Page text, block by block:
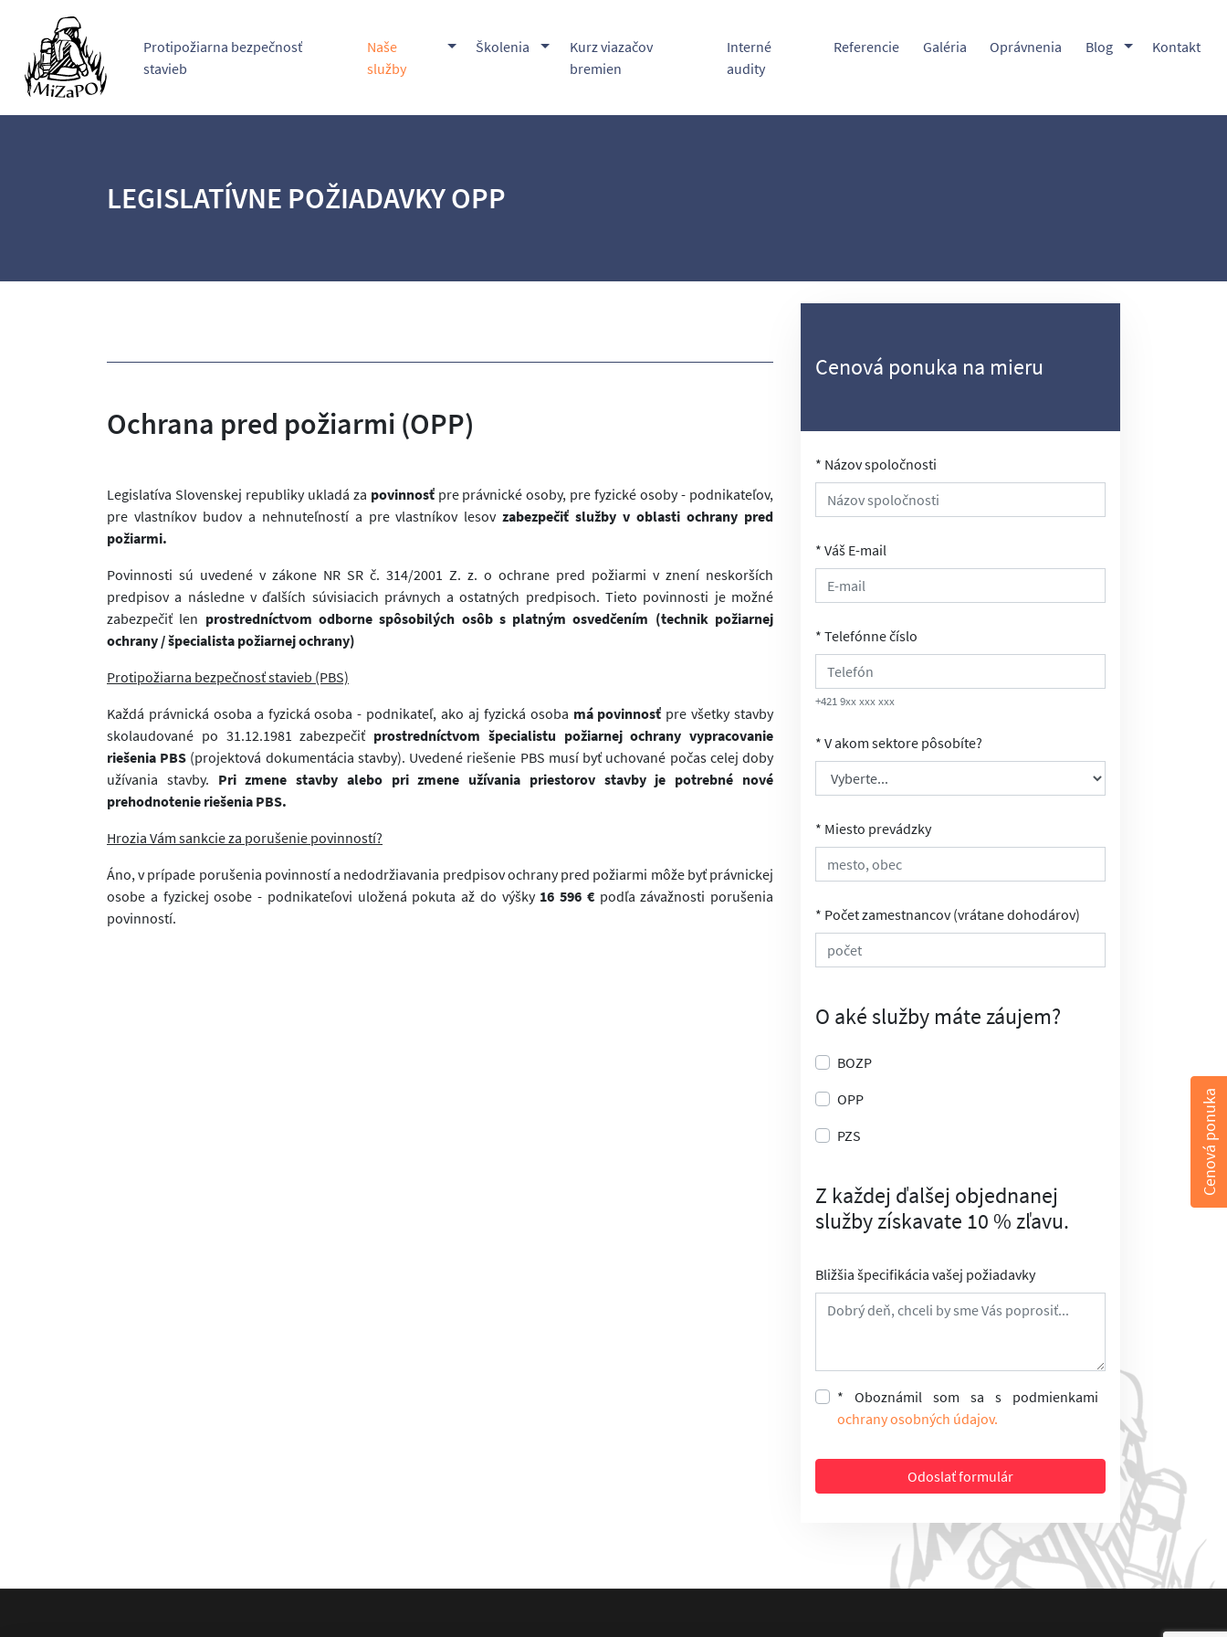
Protipožiarna bezpečnosť
stavieb
Naše
služby
Toggle Dropdown
Školenia Toggle Dropdown
Kurz viazačov
bremien
Interné
audity
Referencie Galéria Oprávnenia Blog ToggleKontakt
LEGISLATÍVNE POŽIADAVKY OPP
Ochrana pred požiarmi (OPP)
Legislatíva Slovenskej republiky ukladá za povinnosť pre právnické osoby, pre fyzické osoby - podnikateľov,
pre vlastníkov budov a nehnuteľností a pre vlastníkov lesovzabezpečiť služby v oblasti ochrany pred
požiarmi.
Povinnosti sú uvedené v zákone NR SR č. 314/2001 Z. z. o ochrane pred požiarmi v znení neskorších
predpisov a následne v ďalších súvisiacich právnych a ostatných predpisoch. Tieto povinnosti je možné
zabezpečiť len prostredníctvom odborne spôsobilých osôb s platným osvedčením (technik požiarnej
ochrany / špecialista požiarnej ochrany)
Protipožiarna bezpečnosť stavieb (PBS)
Každá právnická osoba a fyzická osoba - podnikateľ, ako aj fyzická osoba má povinnosť pre všetky stavby
skolaudované po 31.12.1981 zabezpečiť prostredníctvom špecialistu požiarnej ochrany vypracovanie
riešenia PBS (projektová dokumentácia stavby). Uvedené riešenie PBS musí byť uchované počas celej doby
užívania stavby. Pri zmene stavby alebo pri zmene užívania priestorov stavby je potrebné nové
prehodnotenie riešenia PBS.
Hrozia Vám sankcie za porušenie povinností?
Áno, v prípade porušenia povinností a nedodržiavania predpisov ochrany pred požiarmi môže byť právnickej
osobe a fyzickej osobe - podnikateľovi uložená pokuta až do výšky 16 596 € podľa závažnosti porušenia
povinností.
Cenová ponuka na mieru
* Názov spoločnosti
* Váš E-mail
* Telefónne číslo
+421 9xx xxx xxx
* V akom sektore pôsobíte?
* Miesto prevádzky
* Počet zamestnancov (vrátane dohodárov)
O aké služby máte záujem?
BOZP
OPP
PZS
Z každej ďalšej objednanej
služby získavate 10 % zľavu.
Bližšia špecifikácia vašej požiadavky
* Oboznámil som sa s podmienkami
ochrany osobných údajov.
Odoslať formulár
Cenová ponuka